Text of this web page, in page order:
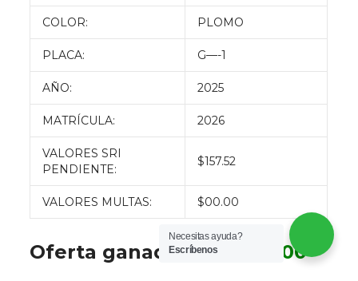
COLOR: PLOMO
PLACA: G—-1
AÑO: 2025
MATRÍCULA: 2026
VALORES SRI
PENDIENTE:
$157.52
VALORES MULTAS: $00.00
Oferta ganadora: $ 9800.00
Necesitas ayuda?
Escríbenos